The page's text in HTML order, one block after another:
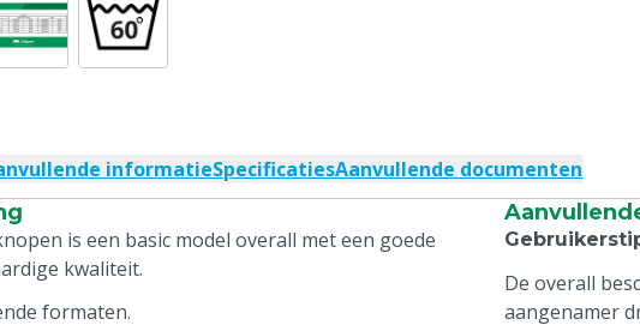
informatieSpecificatiesAanvullende documenten
is een basic model overall met een goede
kwaliteit.
formaten.
De overall
aangenamer